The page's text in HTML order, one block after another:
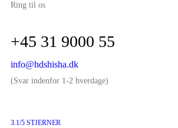
Ring til os
+45 31 9000 55
info@hdshisha.dk
(Svar indenfor 1-2 hverdage)
3.1/5 STJERNER